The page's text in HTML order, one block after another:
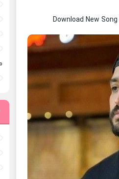
Download New Song